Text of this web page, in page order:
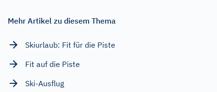
Mehr Artikel zu diesem Thema
Skiurlaub: Fit für die Piste
Fit auf die Piste
Ski-Ausflug